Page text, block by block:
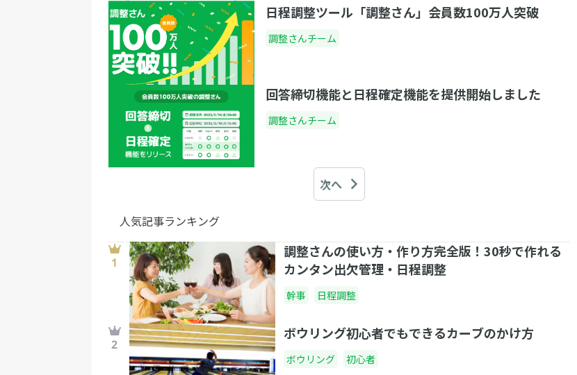
ーブルのフォローをそつなくこなします。次の
出番である締めの挨拶が来るまでは、あなたも
食べたり飲んだりして楽しみましょう。 ポイン
ト③：締めの挨拶 最後の出番が締めの挨拶で
す。まずは、懇親会の終了時刻が近づいてきた
あたりで、締めの挨拶をして頂く方に「そろそ
ろ…」と軽く声をかけます。了解を得られた
ら、次のアナウンスをしましょう。ポイント
は、和やかな雰囲気になっているその場の注目
をしっかりと挨拶をする人の方へ向けさせるこ
とです。 「皆様、楽しくご歓談をされている最
中かとは存じますが、残念ながら終了のお時間
挨拶を＜他社の場合は会社名＞＜役職名＞＜フ
ルネーム＞様より頂戴いたします。○○様、よ
ろしくお願い致します。」 ここでもまっさきに
手をたたいて拍手を促すことを忘れないように
しましょう。ここまで終わってしまえば、あと
は順次散会していくのを待つばかりです。 まと
め ３つの挨拶のポイントさえ抑えてしまえば、
えて会員登録をしておくと良いかもしれませ
員登録/ログイン』ボタンをクリック まず初め
呼んでからメールアドレスを入力！ するとここ
に入力したメールアドレス宛てに、調整さんか
ら「【調整さん】新規会員登録URLのご案内」
ルにアクセス！ 調整さんからメールが来たらメ
ールの文中の「新規会員登録URL」をクリッ
ク！ するとこのページにアクセスできます。 入
目に必要事項を記入し、利用規約及びプライバ
シーポリシーを確認の上、「上記に同意して確
日程調整ツール「調整さん」会員数100万人突破
調整さんチーム
回答締切機能と日程確定機能を提供開始しました
調整さんチーム
次へ
人気記事ランキング
調整さんの使い方・作り方完全版！30秒で作れる
カンタン出欠管理・日程調整
幹事 日程調整
ボウリング初心者でもできるカーブのかけ方
ボウリング 初心者